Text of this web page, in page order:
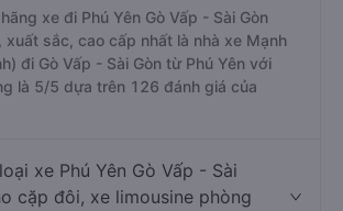
xe đi Phú Yên Gò Vấp - Sài Gòn
sắc, cao cấp nhất là nhà xe Mạnh
đi Gò Vấp - Sài Gòn từ Phú Yên với
là 5/5 dựa trên 126 đánh giá của
xe Phú Yên Gò Vấp - Sài
cặp đôi, xe limousine phòng